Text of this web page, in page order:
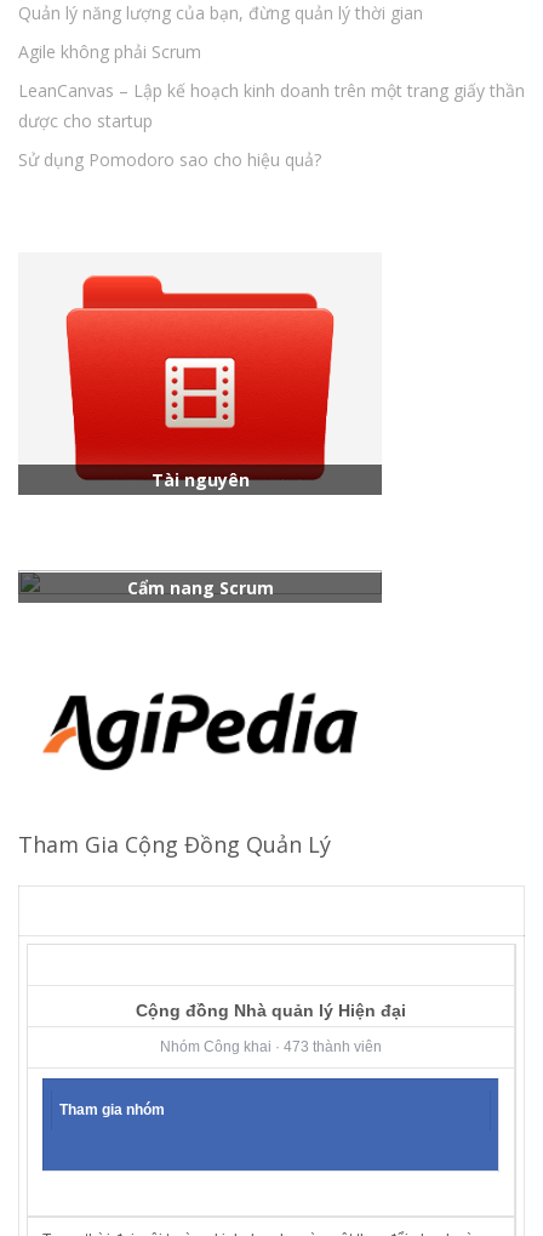
Quản lý năng lượng của bạn, đừng quản lý thời gian
Agile không phải Scrum
LeanCanvas – Lập kế hoạch kinh doanh trên một trang giấy thần
dược cho startup
Sử dụng Pomodoro sao cho hiệu quả?
Tài nguyên
Cẩm nang Scrum
Tham Gia Cộng Đồng Quản Lý
Cộng đồng Nhà quản lý Hiện đại
Nhóm Công khai · 473 thành viên
Tham gia nhóm